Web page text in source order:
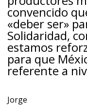
convencido
«deber ser»
Solidaridad,
estamos
para que
referente a
Jorge